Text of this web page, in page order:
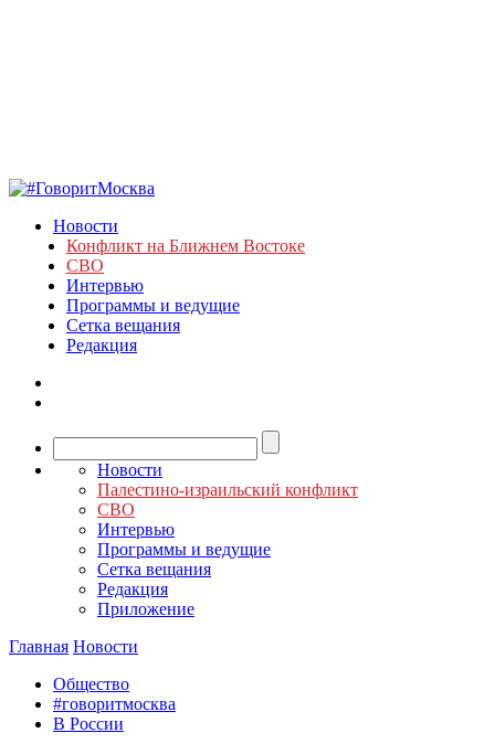
Новости
Конфликт на Ближнем Востоке
СВО
Интервью
Программы и ведущие
Сетка вещания
Редакция
Новости
Палестино-израильский конфликт
СВО
Интервью
Программы и ведущие
Сетка вещания
Редакция
Приложение
Главная Новости
Общество
#говоритмосква
В России